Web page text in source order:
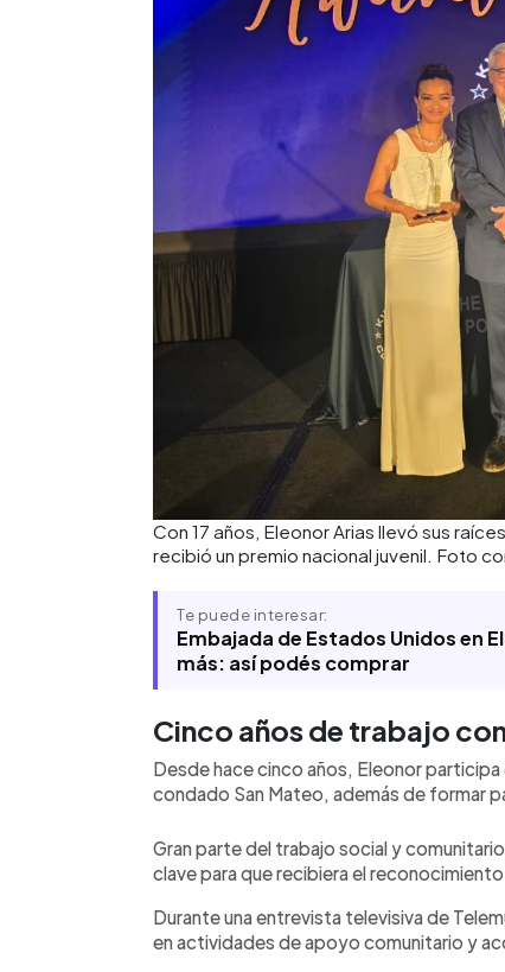
Con 17 años, Eleonor Arias llevó sus
recibió un premio nacional juvenil. Foto
Te puede interesar:
Embajada de Estados Unidos en
más: así podés comprar
Cinco años de trabajo
Desde hace cinco años, Eleonor
condado San Mateo, además de formar
Gran parte del trabajo social y
clave para que recibiera el reconocimiento
Durante una entrevista televisiva de
en actividades de apoyo comunitario y